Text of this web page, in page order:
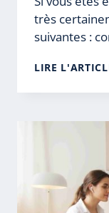
très
suivantes :
LIRE